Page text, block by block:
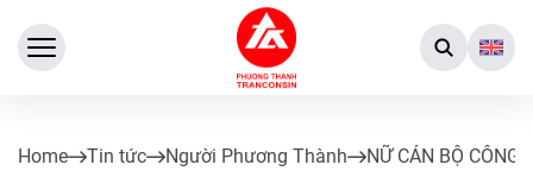
Home Tin tức Người Phương Thành NỮ CÁN BỘ CÔNG